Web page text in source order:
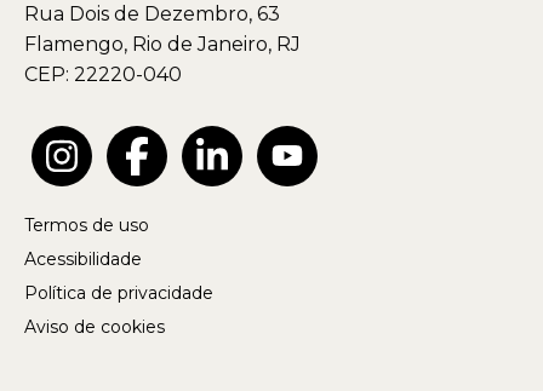
Rua Dois de Dezembro, 63
Flamengo, Rio de Janeiro, RJ
CEP: 22220-040
Termos de uso
Acessibilidade
Política de privacidade
Aviso de cookies